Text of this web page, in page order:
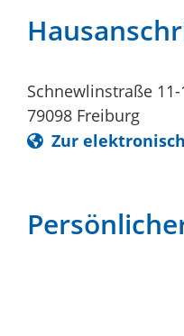
Schnewlinstraße 11-
79098 Freiburg
Zur